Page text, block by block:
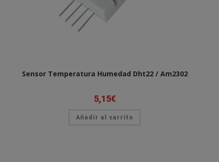
Sensor Temperatura Humedad Dht22 / Am2302
5,15€
Añadir al carrito